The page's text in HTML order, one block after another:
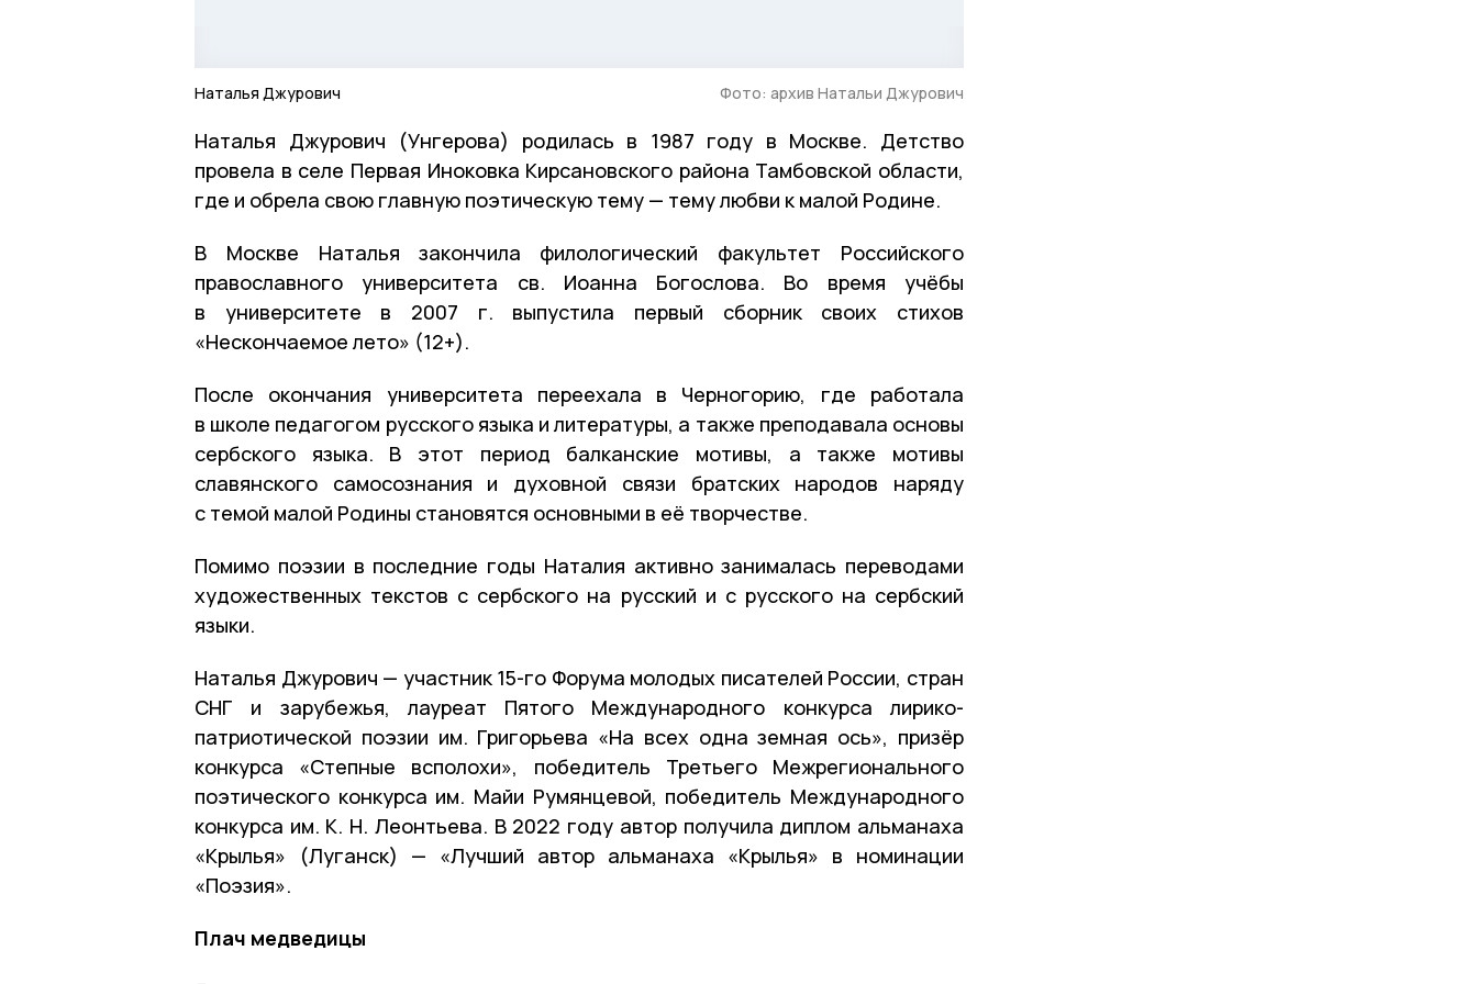
Наталья Джурович Фото: архив Натальи Джурович
Наталья Джурович (Унгерова) родилась в 1987 году в Москве. Детство
провела в селе Первая Иноковка Кирсановского района Тамбовской области,
где и обрела свою главную поэтическую тему — тему любви к малой Родине.
В Москве Наталья закончила филологический факультет Российского
православного университета св. Иоанна Богослова. Во время учёбы
в университете в 2007 г. выпустила первый сборник своих стихов
«Нескончаемое лето» (12+).
После окончания университета переехала в Черногорию, где работала
в школе педагогом русского языка и литературы, а также преподавала основы
сербского языка. В этот период балканские мотивы, а также мотивы
славянского самосознания и духовной связи братских народов наряду
с темой малой Родины становятся основными в её творчестве.
Помимо поэзии в последние годы Наталия активно занималась переводами
художественных текстов с сербского на русский и с русского на сербский
языки.
Наталья Джурович — участник 15-го Форума молодых писателей России, стран
СНГ и зарубежья, лауреат Пятого Международного конкурса лирико-
патриотической поэзии им. Григорьева «На всех одна земная ось», призёр
конкурса «Степные всполохи», победитель Третьего Межрегионального
поэтического конкурса им. Майи Румянцевой, победитель Международного
конкурса им. К. Н. Леонтьева. В 2022 году автор получила диплом альманаха
«Крылья» (Луганск) — «Лучший автор альманаха «Крылья» в номинации
«Поэзия».
Плач медведицы